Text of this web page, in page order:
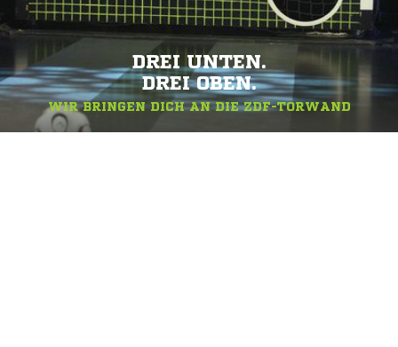
DREI UNTEN.
DREI OBEN.
WIR BRINGEN DICH AN DIE ZDF-TORWAND